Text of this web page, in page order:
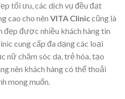
tối ưu, các dịch vụ đều đạt
cao cho nên VITA Cliniccũng là
đẹp được nhiều khách hàng tin
cung cấp đa dạng các loại
nữ chăm sóc da, trẻ hóa, tạo
nên khách hàng có thể thoải
mong muốn.